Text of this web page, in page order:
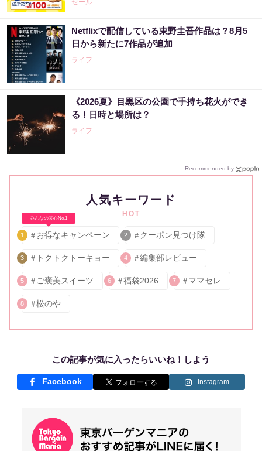
セール
Netflixで配信している東野圭吾作品は？8月5
日から新たに7作品が追加
ライフ
《2026夏》目黒区の公園で手持ち花火ができ
る！日時と場所は？
ライフ
Recommended by
人気キーワード
HOT
みんなの関心No.1
1 お得なキャンペーン 2 クーポン見つけ隊
3 トクトクトーキョー 4 編集部レビュー
5 ご褒美スイーツ 6 福袋2026 7 ママセレ
8 松のや
この記事が気に入ったらいいね！しよう
Facebook Instagram